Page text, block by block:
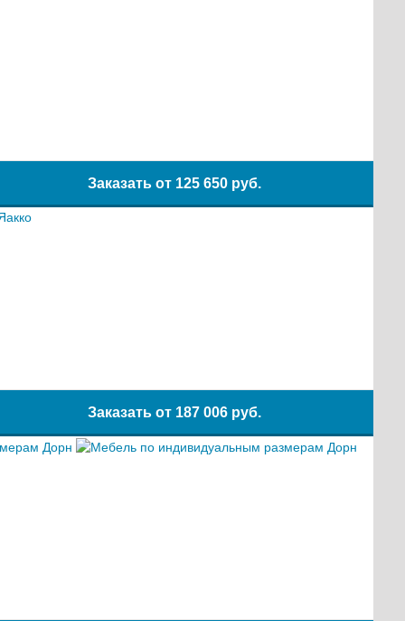
Заказать от 125 650 руб.
Заказать от 187 006 руб.